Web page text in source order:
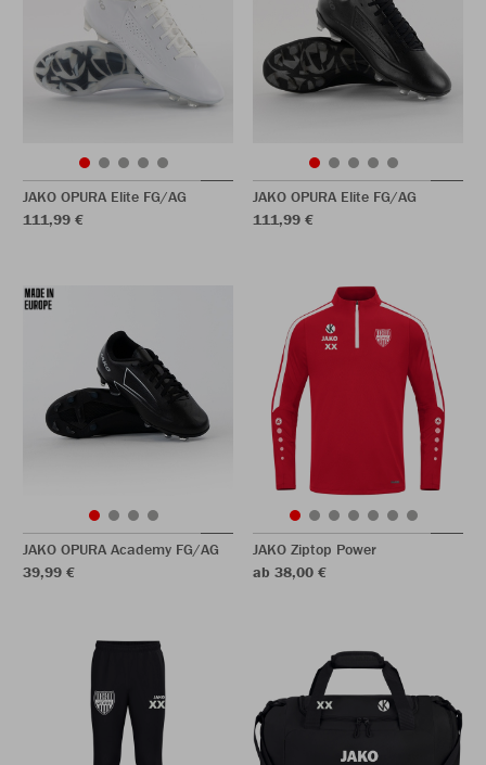
JAKO OPURA Elite FG/AG
111,99 €
JAKO OPURA Elite FG/AG
111,99 €
JAKO OPURA Academy FG/AG
39,99 €
JAKO Ziptop Power
ab 38,00 €